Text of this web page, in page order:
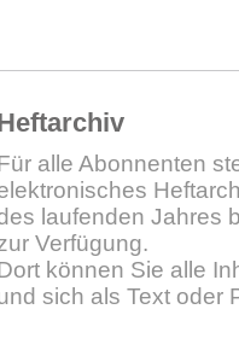
alle Abonnenten
laufenden Jahres
Verfügung.
können Sie alle
sich als Text oder